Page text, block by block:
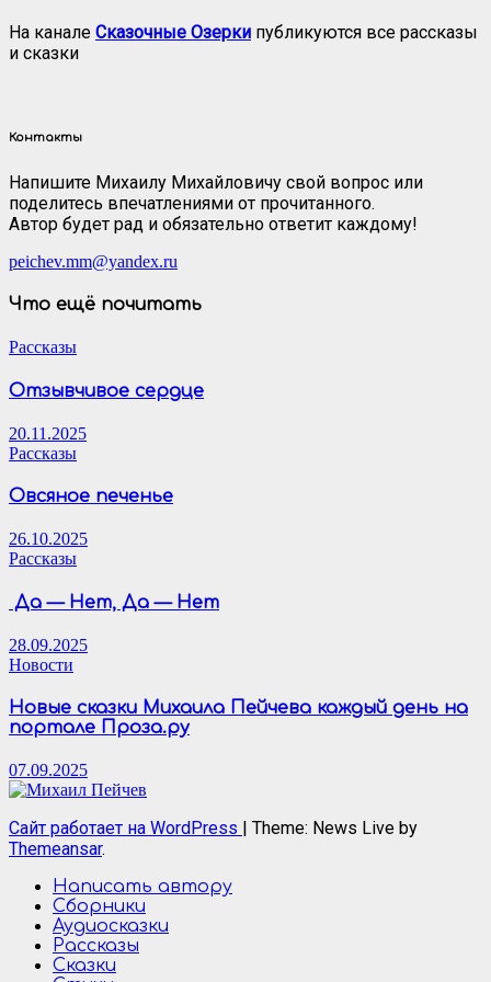
На канале Сказочные Озерки публикуются все рассказы
и сказки
Контакты
Напишите Михаилу Михайловичу свой вопрос или
поделитесь впечатлениями от прочитанного.
Автор будет рад и обязательно ответит каждому!
peichev.mm@yandex.ru
Что ещё почитать
Рассказы
Отзывчивое сердце
20.11.2025
Рассказы
Овсяное печенье
26.10.2025
Рассказы
Да — Нет, Да — Нет
28.09.2025
Новости
Новые сказки Михаила Пейчева каждый день на
портале Проза.ру
07.09.2025
Сайт работает на WordPress
Theme: News Live by
Themeansar.
Написать автору
Сборники
Аудиосказки
Рассказы
Сказки